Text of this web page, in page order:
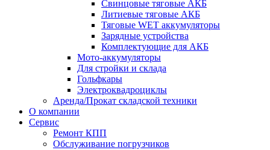
Свинцовые тяговые АКБ
Литиевые тяговые АКБ
Тяговые WET аккумуляторы
Зарядные устройства
Комплектующие для АКБ
Мото-аккумуляторы
Для стройки и склада
Гольфкары
Электроквадроциклы
Аренда/Прокат складской техники
О компании
Сервис
Ремонт КПП
Обслуживание погрузчиков